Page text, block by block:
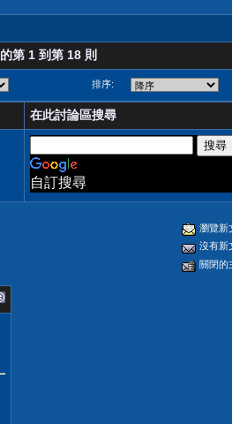
第 1 到第 18 則
排序:
在此討論區搜尋
自訂搜尋
瀏覽新
沒有新
關閉的